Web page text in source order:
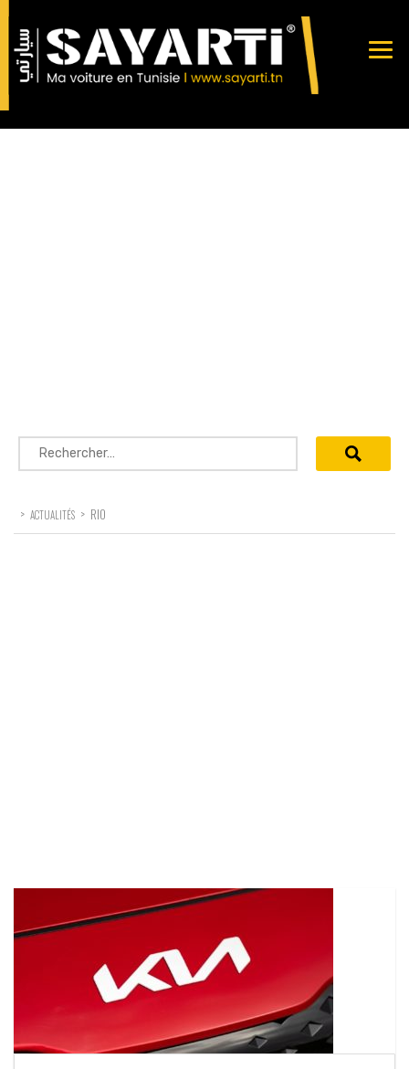
Rechercher :
> ACTUALITÉS > RIO